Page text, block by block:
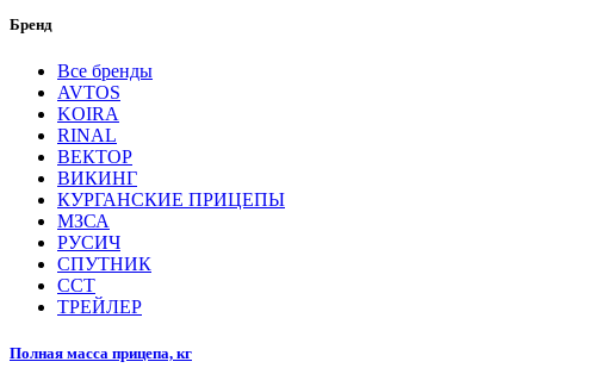
Бренд
Все бренды
AVTOS
KOIRA
RINAL
ВЕКТОР
ВИКИНГ
КУРГАНСКИЕ ПРИЦЕПЫ
МЗСА
РУСИЧ
СПУТНИК
ССТ
ТРЕЙЛЕР
Полная масса прицепа, кг